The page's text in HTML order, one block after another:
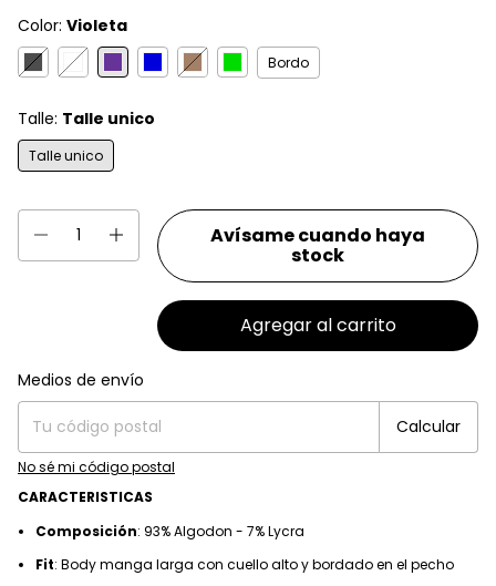
Color: Violeta
Bordo
Talle: Talle unico
Talle unico
Avísame cuando haya
stock
Entregas para el CP:
Medios de envío
Calcular
No sé mi código postal
CARACTERISTICAS
Composición: 93% Algodon - 7% Lycra
Fit: Body manga larga con cuello alto y bordado en el pecho